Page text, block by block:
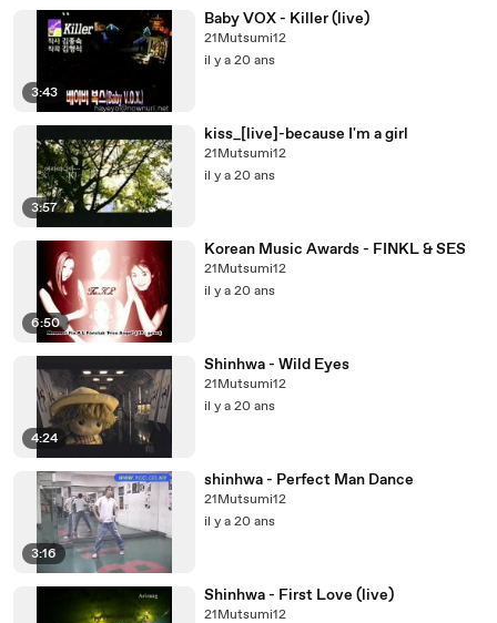
3:43
Baby VOX - Killer (live)
21Mutsumi12
il y a 20 ans
3:57
kiss_[live]-because I'm a girl
21Mutsumi12
il y a 20 ans
6:50
Korean Music Awards - FINKL & SES
21Mutsumi12
il y a 20 ans
4:24
Shinhwa - Wild Eyes
21Mutsumi12
il y a 20 ans
3:16
shinhwa - Perfect Man Dance
21Mutsumi12
il y a 20 ans
Shinhwa - First Love (live)
21Mutsumi12